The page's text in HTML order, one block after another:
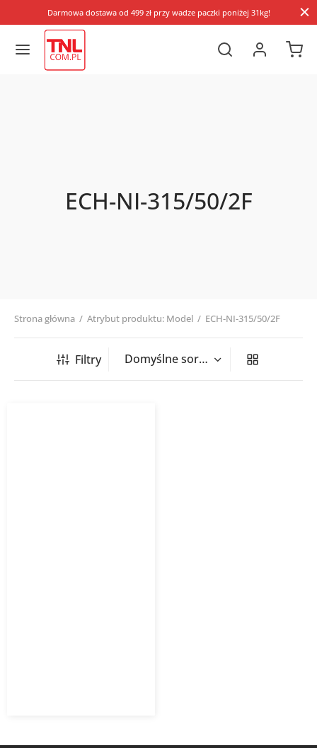
Darmowa dostawa od 499 zł przy wadze paczki poniżej 31kg!
ECH-NI-315/50/2F
Strona główna / Atrybut produktu: Model / ECH-NI-315/50/2F
Filtry